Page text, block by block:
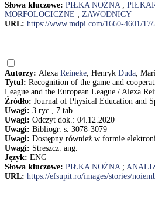
Słowa kluczowe: PIŁKA NOŻNA;
MORFOLOGICZNE ; ZAWODNICY
URL: https://www.mdpi.com/1660-4601/
Autorzy: Alexa Reineke, Henryk Duda,
Tytuł: Recognition of the game and
League and the European League / Alexa
Źródło: Journal of Physical Education and
Uwagi: 3 ryc., 7 tab.
Uwagi: Odczyt dok.: 04.12.2020
Uwagi: Bibliogr. s. 3078-3079
Uwagi: Dostępny również w formie
Uwagi: Streszcz. ang.
Język: ENG
Słowa kluczowe: PIŁKA NOŻNA;
URL: https://efsupit.ro/images/stories/